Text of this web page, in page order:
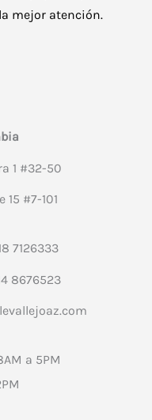
mejor atención.
1 #32-50
15 #7-101
7126333
8676523
a 5PM